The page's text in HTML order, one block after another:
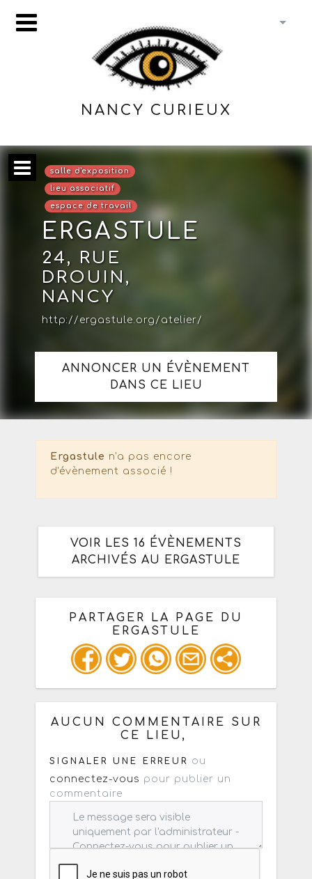
NANCY CURIEUX
salle d'exposition
lieu associatif
espace de travail
ERGASTULE
24, RUE
DROUIN,
NANCY
http://ergastule.org/atelier/
ANNONCER UN ÉVÈNEMENT
DANS CE LIEU
Ergastule n'a pas encore
d'évènement associé !
VOIR LES 16 ÉVÈNEMENTS
ARCHIVÉS AU ERGASTULE
PARTAGER LA PAGE DU
ERGASTULE
Ou copiez les infos ci-dessous pour
un : mail / forum / réseau social
AUCUN COMMENTAIRE SUR
CE LIEU,
SIGNALER UNE ERREUR
ou
connectez-vous pour publier un
commentaire